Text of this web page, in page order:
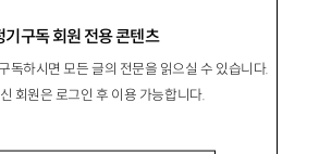
기구독 회원 전용 콘텐츠
독하시면 모든 글의 전문을 읽으실 수 있습니다.
회원은 로그인 후 이용 가능합니다.